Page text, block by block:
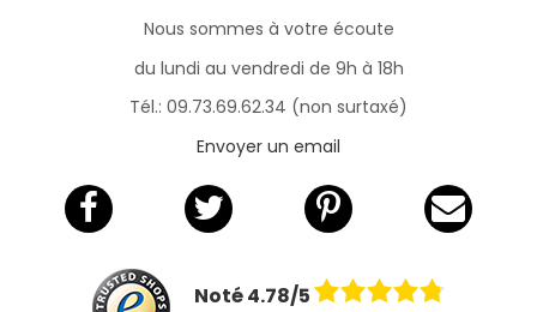
Nous sommes à votre écoute
du lundi au vendredi de 9h à 18h
Tél.: 09.73.69.62.34 (non surtaxé)
Envoyer un email
Noté 4.78/5